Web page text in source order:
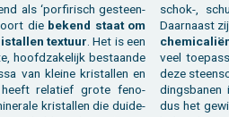
als ‘por­firisch ge­steen­
die be­kend staat om
tex­tuur . Het is een
hoofd­za­ke­lijk be­staan­de
van klei­ne kris­tal­len en
heeft re­la­tief grote fe­no­
kris­tal­len die dui­de­
schok-,
Daar­naast
veel
deze
dings­ba­nen
dus het